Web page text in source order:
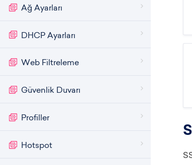
Ağ Ayarları
DHCP Ayarları
Web Filtreleme
Güvenlik Duvarı
Profiller
Hotspot